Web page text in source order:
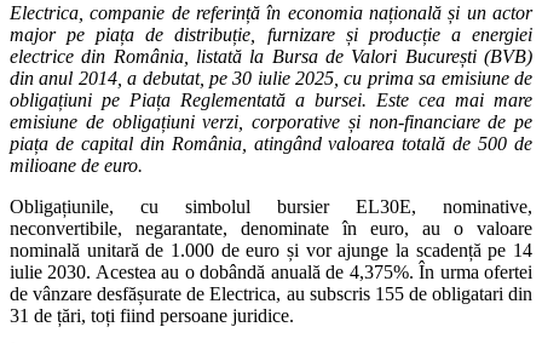
Electrica, companie de referință în economia națională și un actor
major pe piața de distribuție, furnizare și producție a energiei
electrice din România, listată la Bursa de Valori București (BVB)
din anul 2014, a debutat, pe 30 iulie 2025, cu prima sa emisiune de
obligațiuni pe Piața Reglementată a bursei. Este cea mai mare
emisiune de obligațiuni verzi, corporative și non-financiare de pe
piața de capital din România, atingând valoarea totală de 500 de
milioane de euro.
Obligațiunile, cu simbolul bursier EL30E, nominative,
neconvertibile, negarantate, denominate în euro, au o valoare
nominală unitară de 1.000 de euro și vor ajunge la scadență pe 14
iulie 2030. Acestea au o dobândă anuală de 4,375%. În urma ofertei
de vânzare desfășurate de Electrica, au subscris 155 de obligatari din
31 de țări, toți fiind persoane juridice.